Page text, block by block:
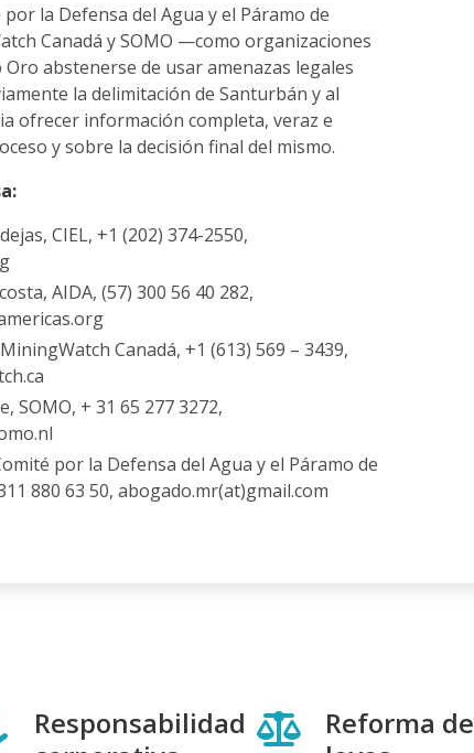
por la Defensa del Agua y el Páramo de
Canadá y SOMO —como organizaciones
abstenerse de usar amenazas legales
la delimitación de Santurbán y al
ofrecer información completa, veraz e
y sobre la decisión final del mismo.
CIEL, +1 (202) 374-2550,
AIDA, (57) 300 56 40 282,
Canadá, +1 (613) 569 – 3439,
SOMO, + 31 65 277 3272,
por la Defensa del Agua y el Páramo de
880 63 50, abogado.mr(at)gmail.com
Responsabilidad
Reforma de